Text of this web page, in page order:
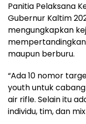
Panitia Pelaksana
Gubernur Kaltim
mengungkapkan
maupun berburu.
“Ada 10 nomor
youth untuk
air rifle. Selain itu
individu, tim, dan